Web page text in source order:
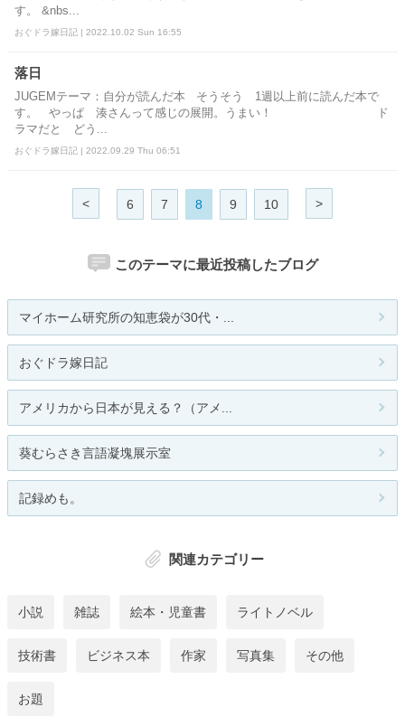
す。 &nbs...
おぐドラ嫁日記 | 2022.10.02 Sun 16:55
落日
JUGEMテーマ：自分が読んだ本 そうそう 1週以上前に読んだ本で
す。 やっぱ 湊さんって感じの展開。うまい！ ド
ラマだと どう...
おぐドラ嫁日記 | 2022.09.29 Thu 06:51
< 6 7 8 9 10 >
このテーマに最近投稿したブログ
マイホーム研究所の知恵袋が30代・...
おぐドラ嫁日記
アメリカから日本が見える？（アメ...
葵むらさき言語凝塊展示室
記録めも。
関連カテゴリー
小説 雑誌 絵本・児童書 ライトノベル
技術書 ビジネス本 作家 写真集 その他
お題